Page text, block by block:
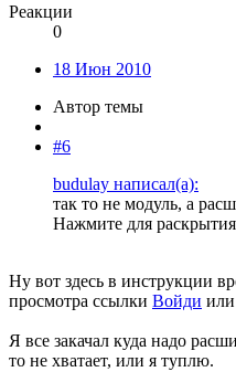
Реакции
0
18 Июн 2010
Автор темы
#6
budulay написал(а):
так то не модуль, а
Нажмите для
Ну вот здесь в инструкции
просмотра ссылки Войди или
Я все закачал куда надо
то не хватает, или я туплю.